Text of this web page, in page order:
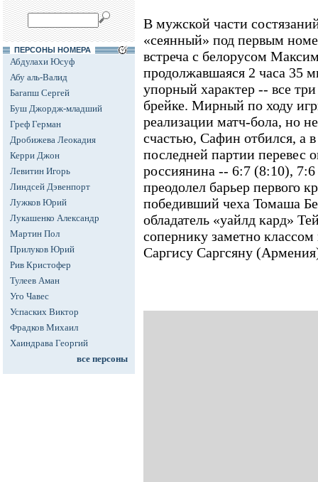
ПЕРСОНЫ НОМЕРА
Абдулахи Юсуф
Абу аль-Валид
Багапш Сергей
Буш Джордж-младший
Греф Герман
Дробижева Леокадия
Керри Джон
Левитин Игорь
Линдсей Дэвенпорт
Лужков Юрий
Лукашенко Александр
Мартин Пол
Прилуков Юрий
Рив Кристофер
Тулеев Аман
Уго Чавес
Успаских Виктор
Фрадков Михаил
Хаиндрава Георгий
все персоны
В мужской части
«сеянный» под первым
встреча с белорусом
продолжавшаяся 2 часа 35
упорный характер -- все
брейке. Мирный по ходу
реализации матч-бола, но
счастью, Сафин отбился,
последней партии перевес
россиянина -- 6:7 (8:10),
преодолел барьер первого
победивший чеха Томаша
обладатель «уайлд кард»
сопернику заметно
Саргису Саргсяну